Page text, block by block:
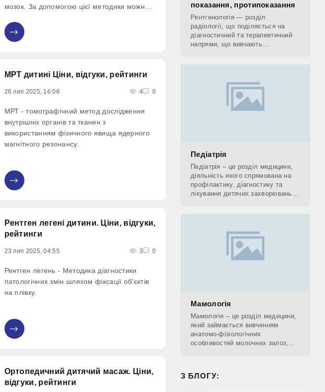
мозок. За допомогою цієї методики можна
змогу діагностувати хворобу на початковій
стадії.
МРТ дитині Ціни, відгуки, рейтинги
26 лип 2025, 16:06 4 0
МРТ - томографічний метод дослідження
внутрішніх органів та тканин з
використанням фізичного явища ядерного
магнітного резонансу.
Рентген легені дитини. Ціни, відгуки,
рейтинги
23 лип 2025, 04:55 3 0
Рентген легень - Методика діагностики
патологічних змін шляхом фіксації об'єктів
на плівку.
Ортопедичний дитячий масаж. Ціни,
відгуки, рейтинги
показання, протипоказання
Рентгенологія — розділ
радіології, що поділяється на
діагностичний та терапевтичний
напрями, що вивчають
Педіатрія
Педіатрія – це розділ медицини,
діяльність якого спрямована на
профілактику, діагностику та
лікування дитячих захворювань, а
Мамологія
Мамологія – це розділ медицини,
який займається вивченням
анатомо-фізіологічних
особливостей молочних залоз,
З БЛОГУ: